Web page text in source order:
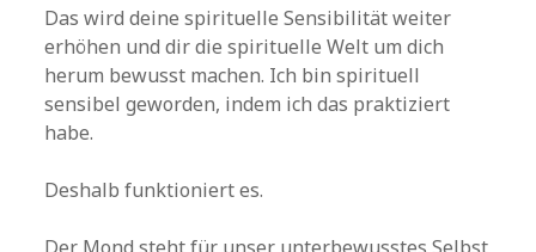
Das wird deine spirituelle Sensibilität weiter
erhöhen und dir die spirituelle Welt um dich
herum bewusst machen. Ich bin spirituell
sensibel geworden, indem ich das praktiziert
habe.
Deshalb funktioniert es.